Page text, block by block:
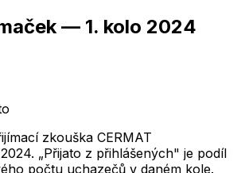
— 1. kolo 2024
zkouška CERMAT
2024. „Přijato z přihlášených" je podíl
počtu uchazečů v daném kole.